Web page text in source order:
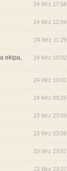
24 Wrz 17:58
24 Wrz 12:04
24 Wrz 11:29
ekipa,
24 Wrz 10:02
24 Wrz 10:01
24 Wrz 09:25
23 Wrz 23:09
23 Wrz 23:08
23 Wrz 23:07
23 Wrz 23:07